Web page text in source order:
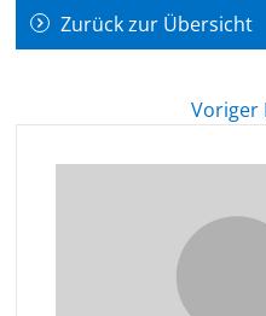
Zurück zur Übersicht
Voriger